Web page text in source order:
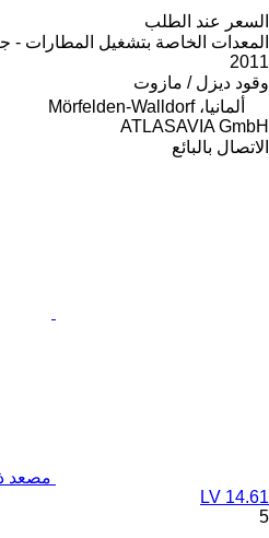
السعر عند الطلب
المعدات الخاصة بتشغيل المطارات -
2011
وقود ديزل / مازوت
ألمانيا، Mörfelden-Walldorf
ATLASAVIA GmbH
الاتصال بالبائع
LV 14.61
5